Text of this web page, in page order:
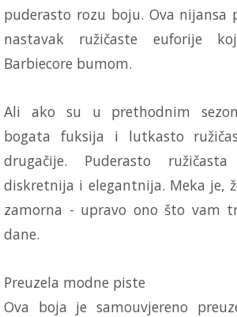
puderasto rozu boju. Ova nijansa
nastavak ružičaste euforije
Barbiecore bumom.
Ali ako su u prethodnim
bogata fuksija i lutkasto
drugačije. Puderasto
diskretnija i elegantnija. Meka je,
zamorna - upravo ono što vam
dane.
Preuzela modne piste
Ova boja je samouvjereno